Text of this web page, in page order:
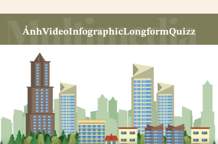
ẢnhVideoInfographicLongformQuizz